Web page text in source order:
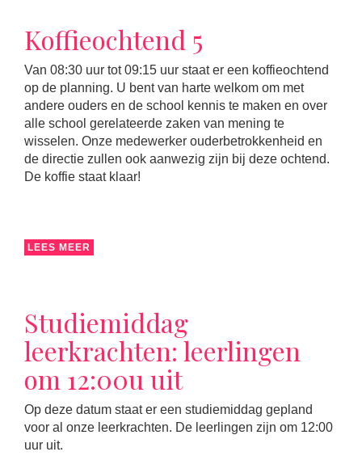
Koffieochtend 5
Van 08:30 uur tot 09:15 uur staat er een koffieochtend
op de planning. U bent van harte welkom om met
andere ouders en de school kennis te maken en over
alle school gerelateerde zaken van mening te
wisselen. Onze medewerker ouderbetrokkenheid en
de directie zullen ook aanwezig zijn bij deze ochtend.
De koffie staat klaar!
LEES MEER
Studiemiddag
leerkrachten: leerlingen
om 12:00u uit
Op deze datum staat er een studiemiddag gepland
voor al onze leerkrachten. De leerlingen zijn om 12:00
uur uit.